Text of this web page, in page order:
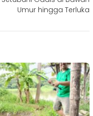
Umur hingga Terluka